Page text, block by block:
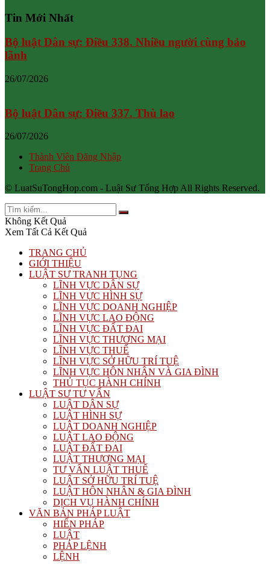
Tin Mới Nhất
Bộ luật Dân sự: Điều 338. Nhiều người cùng bảo
lãnh
26/07/2026
Bộ luật Dân sự: Điều 337. Thù lao
26/07/2026
Thành Viên Đăng Nhập
Trang Chủ
© LuatSuTongHop.com - Luật Sư Tổng Hợp All Rights Reserved.
Không Kết Quả
Xem Tất Cả Kết Quả
TRANG CHỦ
GIỚI THIỆU
LUẬT SƯ TRANH TỤNG
LĨNH VỰC DÂN SỰ
LĨNH VỰC HÌNH SỰ
LĨNH VỰC DOANH NGHIỆP
LĨNH VỰC LAO ĐỘNG
LĨNH VỰC ĐẤT ĐAI
LĨNH VỰC THƯƠNG MẠI
LĨNH VỰC THUẾ
LĨNH VỰC SỞ HỮU TRÍ TUỆ
LĨNH VỰC HÔN NHÂN VÀ GIA ĐÌNH
THỦ TỤC HÀNH CHÍNH
LUẬT SƯ TƯ VẤN
LUẬT DÂN SỰ
LUẬT HÌNH SỰ
LUẬT DOANH NGHIỆP
LUẬT LAO ĐỘNG
LUẬT ĐẤT ĐAI
LUẬT THƯƠNG MẠI
TƯ VẤN LUẬT THUẾ
LUẬT SỞ HỮU TRÍ TUỆ
LUẬT HÔN NHÂN & GIA ĐÌNH
DỊCH VỤ HÀNH CHÍNH
VĂN BẢN PHÁP LUẬT
HIẾN PHÁP
LUẬT
PHÁP LỆNH
LỆNH